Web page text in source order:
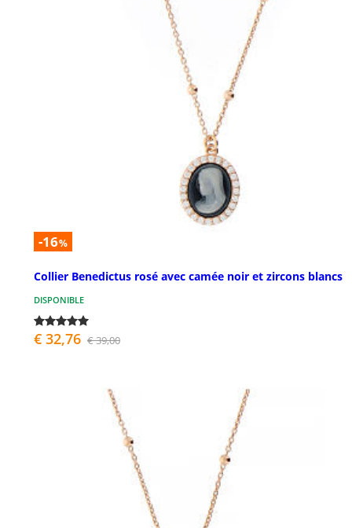
-16%
Collier Benedictus rosé avec camée noir et zircons blancs
DISPONIBLE
€ 32,76 € 39,00